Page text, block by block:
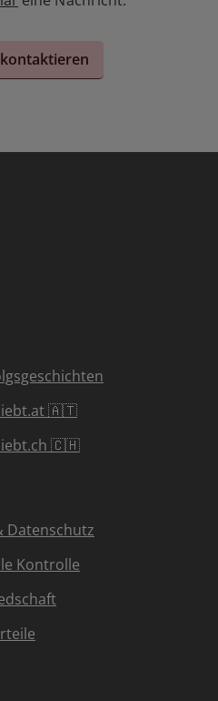
🇦🇹
🇨🇭
Datenschutz
Kontrolle